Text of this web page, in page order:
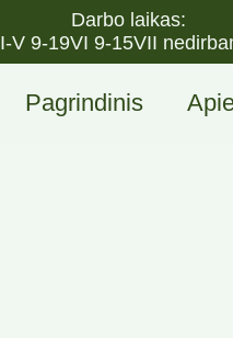
Darbo laikas:
I-V 9-19VI 9-15VII
Pagrindinis